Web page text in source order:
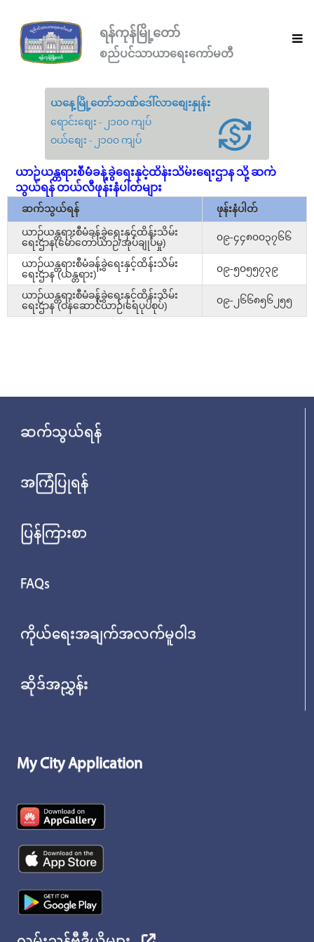
ရန်ကုန်မြို့တော်
စည်ပင်သာယာရေးကော်မတီ
ယနေ့မြို့တော်ဘဏ်ဒေါ်လာစျေးနှုန်း
ရောင်းစျေး - ၂၁၀၀ ကျပ်
ဝယ်စျေး - ၂၁၀၀ ကျပ်
ယာဉ်ယန္တရားစီမံခန့်ခွဲရေးနှင့်ထိန်းသိမ်းရေးဌာန သို့ ဆက်
သွယ်ရန် တယ်လီဖုန်းနံပါတ်များ
ဆက်သွယ်ရန်
ဖုန်းနံပါတ်
ယာဉ်ယန္တရားစီမံခန့်ခွဲရေးနှင့်ထိန်းသိမ်း
ရေးဌာန(မော်တော်ယာဉ်/အုပ်ချုပ်မှု)
၀၉-၄၄၈၀၀၃၇၆၆
ယာဉ်ယန္တရားစီမံခန့်ခွဲရေးနှင့်ထိန်းသိမ်း
ရေးဌာန (ယန္တရား)
၀၉-၅၀၅၅၇၃၉
ယာဉ်ယန္တရားစီမံခန့်ခွဲရေးနှင့်ထိန်းသိမ်း
ရေးဌာန (ဝန်ဆောင်ယာဉ်၊ရေပုပ်စုပ်)
၀၉-၂၆၆၈၅၆၂၅၅
ဆက်သွယ်ရန်
အကြံပြုရန်
ပြန်ကြားစာ
FAQs
ကိုယ်ရေးအချက်အလက်မူဝါဒ
ဆိုဒ်အညွှန်း
My City Application